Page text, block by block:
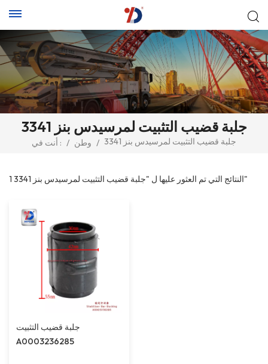
جلبة قضيب التثبيت لمرسيدس بنز 3341
أنت في : / وطن / جلبة قضيب التثبيت لمرسيدس بنز 3341
1 النتائج التي تم العثور عليها ل "جلبة قضيب التثبيت لمرسيدس بنز 3341"
جلبة قضيب التثبيت
A0003236285